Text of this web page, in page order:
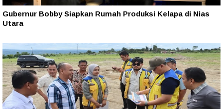
Gubernur Bobby Siapkan Rumah Produksi Kelapa di Nias
Utara